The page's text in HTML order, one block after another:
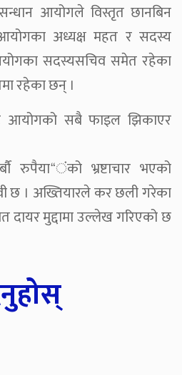
आयोगले विस्तृत छानबिन
अध्यक्ष महत र सदस्य
सदस्यसचिव समेत रहेका
रहेका छन् ।
आयोगको सबै फाइल झिकाएर
रुपैया“ंको भ्रष्टाचार भएको
छ । अख्तियारले कर छली गरेका
मुद्दामा उल्लेख गरिएको छ